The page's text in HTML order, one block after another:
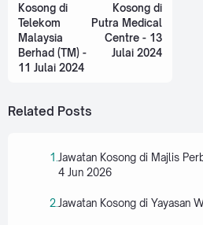
Kosong di
Telekom
Malaysia
Berhad (TM) -
11 Julai 2024
Kosong di
Putra Medical
Centre - 13
Julai 2024
Related Posts
Jawatan Kosong di Majlis
4 Jun 2026
Jawatan Kosong di Yayasan